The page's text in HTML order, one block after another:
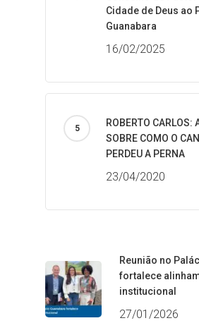
Cidade de Deus ao
Guanabara
16/02/2025
ROBERTO CARLOS:
SOBRE COMO O
PERDEU A PERNA
23/04/2020
Reunião no
fortalece
institucional
27/01/2026